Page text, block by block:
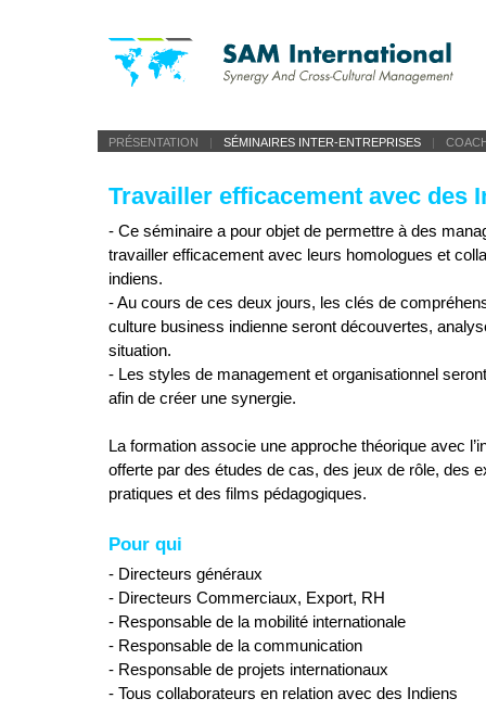
PRÉSENTATION | SÉMINAIRES INTER-ENTREPRISES |
Travailler efficacement avec des
- Ce séminaire a pour objet de permettre à des
travailler efficacement avec leurs homologues et
indiens.
- Au cours de ces deux jours, les clés de
culture business indienne seront découvertes,
situation.
- Les styles de management et organisationnel
afin de créer une synergie.
La formation associe une approche théorique avec
offerte par des études de cas, des jeux de rôle, des
pratiques et des films pédagogiques.
Pour qui
- Directeurs généraux
- Directeurs Commerciaux, Export, RH
- Responsable de la mobilité internationale
- Responsable de la communication
- Responsable de projets internationaux
- Tous collaborateurs en relation avec des Indiens